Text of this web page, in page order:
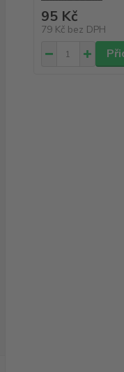
95 Kč
79 Kč bez DPH